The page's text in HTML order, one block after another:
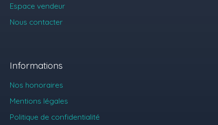
Espace vendeur
Nous contacter
Informations
Nos honoraires
Mentions légales
Politique de confidentialité